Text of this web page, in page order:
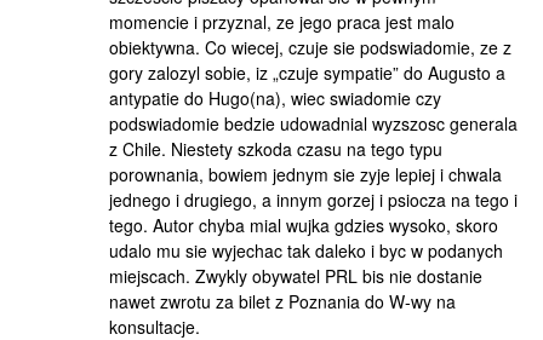
momencie i przyznal, ze jego praca jest malo
obiektywna. Co wiecej, czuje sie podswiadomie, ze z
gory zalozyl sobie, iz „czuje sympatie” do Augusto a
antypatie do Hugo(na), wiec swiadomie czy
podswiadomie bedzie udowadnial wyzszosc generala
z Chile. Niestety szkoda czasu na tego typu
porownania, bowiem jednym sie zyje lepiej i chwala
jednego i drugiego, a innym gorzej i psiocza na tego i
tego. Autor chyba mial wujka gdzies wysoko, skoro
udalo mu sie wyjechac tak daleko i byc w podanych
miejscach. Zwykly obywatel PRL bis nie dostanie
nawet zwrotu za bilet z Poznania do W-wy na
konsultacje.